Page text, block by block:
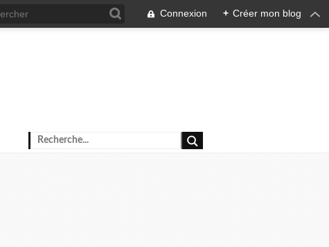
Connexion + Créer mon blog